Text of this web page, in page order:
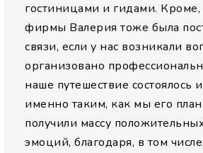
гостиницами и гидами.
фирмы Валерия тоже была
связи, если у нас возникали
организовано
наше путешествие состоялось
именно таким, как мы его
получили массу
эмоций, благодаря, в том